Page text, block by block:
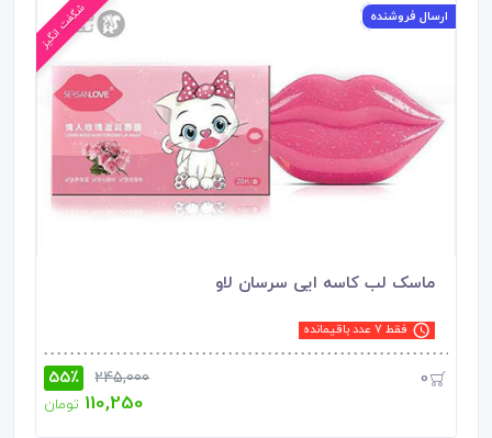
ارسال فروشنده
ماسک لب کاسه ایی سرسان لاو
فقط 7 عدد باقیمانده
0
245,000 55٪
110,250 تومان